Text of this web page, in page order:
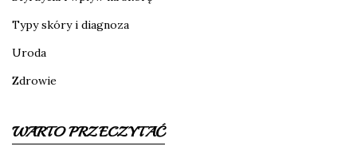
Typy skóry i diagnoza
Uroda
Zdrowie
WARTO PRZECZYTAĆ